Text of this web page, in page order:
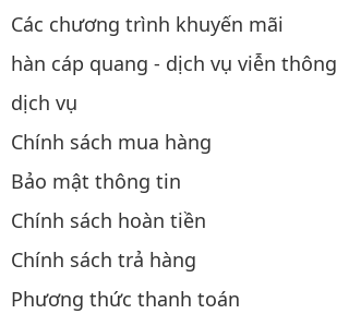
Các chương trình khuyến mãi
hàn cáp quang - dịch vụ viễn thông
dịch vụ
Chính sách mua hàng
Bảo mật thông tin
Chính sách hoàn tiền
Chính sách trả hàng
Phương thức thanh toán